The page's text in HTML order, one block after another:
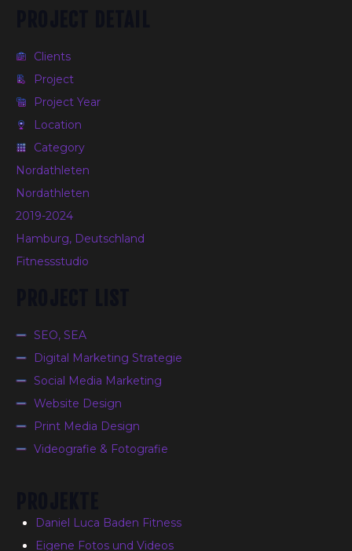
Clients
Project
Project Year
Location
Category
Nordathleten
Nordathleten
2019-2024
Hamburg, Deutschland
Fitnessstudio
SEO, SEA
Digital Marketing Strategie
Social Media Marketing
Website Design
Print Media Design
Videografie & Fotografie
Daniel Luca Baden Fitness
Eigene Fotos und Videos